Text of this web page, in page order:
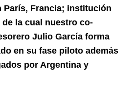
París, Francia; institución
la cual nuestro co-
Julio García forma
en su fase piloto además
por Argentina y